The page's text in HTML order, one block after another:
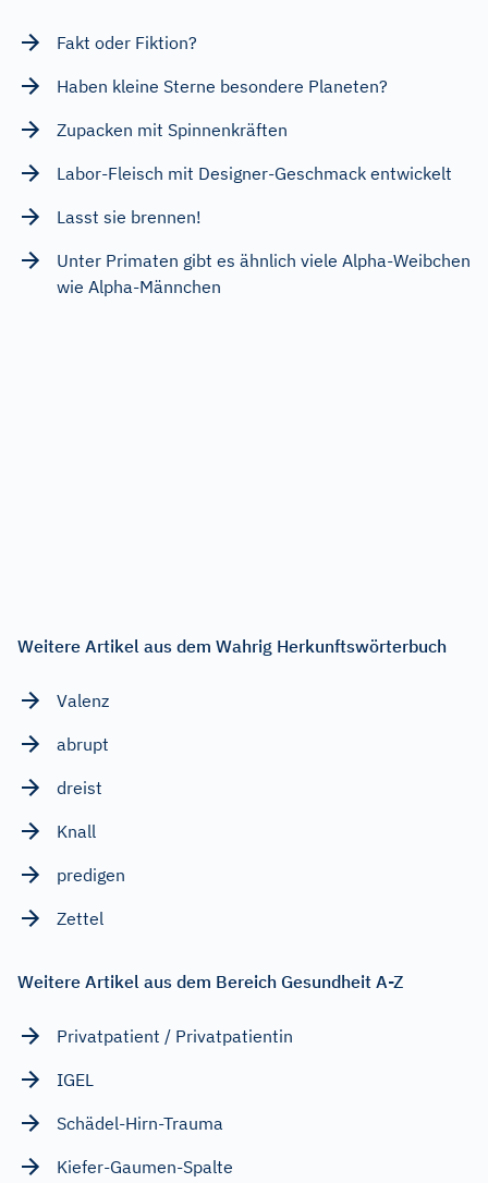
Fakt oder Fiktion?
Haben kleine Sterne besondere Planeten?
Zupacken mit Spinnenkräften
Labor-Fleisch mit Designer-Geschmack entwickelt
Lasst sie brennen!
Unter Primaten gibt es ähnlich viele Alpha-Weibchen
wie Alpha-Männchen
Weitere Artikel aus dem Wahrig Herkunftswörterbuch
Valenz
abrupt
dreist
Knall
predigen
Zettel
Weitere Artikel aus dem Bereich Gesundheit A-Z
Privatpatient / Privatpatientin
IGEL
Schädel-Hirn-Trauma
Kiefer-Gaumen-Spalte